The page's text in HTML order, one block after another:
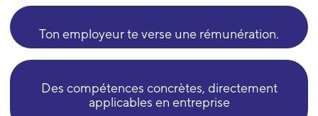
Ton employeur te verse une rémunération.
Des compétences concrètes, directement
applicables en entreprise